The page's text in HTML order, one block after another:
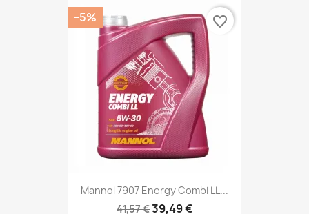
Mannol 7907 Energy Combi LL...
41,57 €39,49 €
−5% favorite_border